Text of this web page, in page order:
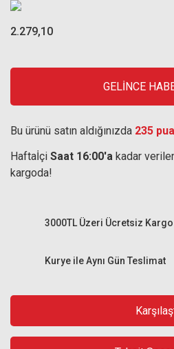
2.279,10
GELİNCE
Bu ürünü satın aldığınızda 235
Haftaİçi Saat 16:00'a kadar
kargoda!
Kurye ile Aynı Gün Teslimat
3000TL Üzeri Ücretsiz Kargo